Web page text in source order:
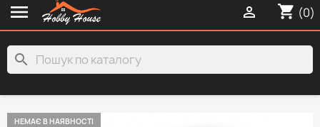
 shopping_cart (0)

search
НЕМАЄ В НАЯВНОСТІ